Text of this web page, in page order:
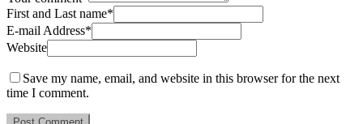
First and Last name*
E-mail Address*
Website
Save my name, email, and website in this browser for the next
time I comment.